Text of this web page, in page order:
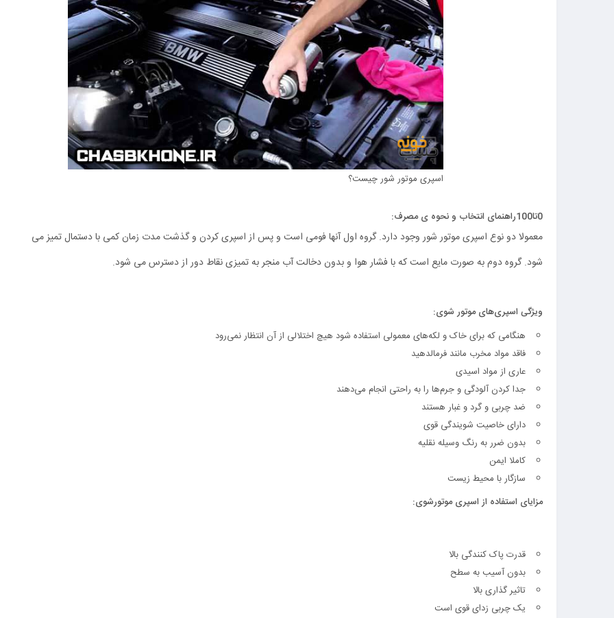
اسپری موتور شور چیست؟
0تا100راهنمای انتخاب و نحوه ی مصرف:
معمولا دو نوع اسپری موتور شور وجود دارد. گروه اول آنها فومی است و پس از اسپری کردن و گذشت مدت زمان کمی با دستمال تمیز می
شود. گروه دوم به صورت مایع است که با فشار هوا و بدون دخالت آب منجر به تمیزی نقاط دور از دسترس می شود.
ویژگی اسپری‌های موتور شوی:
هنگامی که برای خاک و لکه‌های معمولی استفاده شود هیچ اختلالی از آن انتظار نمی‌رود
فاقد مواد مخرب مانند فرمالدهید
عاری از مواد اسیدی
جدا کردن آلودگی و جرم‌ها را به راحتی انجام می‌دهند
ضد چربی و گرد و غبار هستند
دارای خاصیت شویندگی قوی
بدون ضرر به رنگ وسیله نقلیه
کاملا ایمن
سازگار با محیط زیست
مزایای استفاده از اسپری موتورشوی:
قدرت پاک کنندگی بالا
بدون آسیب به سطح
تاثیر گذاری بالا
یک چربی زدای قوی است